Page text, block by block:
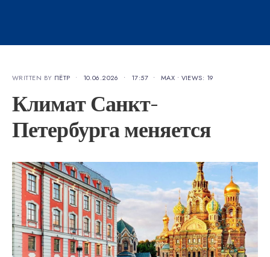
WRITTEN BY ПЁТР • 10.06.2026 • 17:57 • MAX • VIEWS: 19
Климат Санкт-
Петербурга меняется